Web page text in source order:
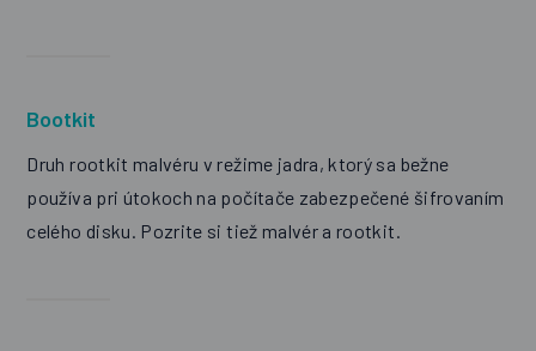
Bootkit
Druh rootkit malvéru v režime jadra, ktorý sa bežne
používa pri útokoch na počítače zabezpečené šifrovaním
celého disku. Pozrite si tiež malvér a rootkit.